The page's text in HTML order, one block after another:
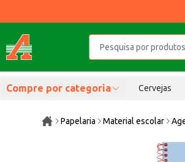
Compre por categoria Cervejas
Papelaria Material escolar